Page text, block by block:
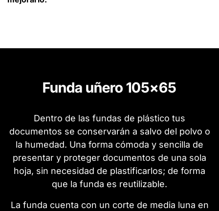
Funda uñero 105x65
Dentro de las fundas de plástico tus
documentos se conservarán a salvo del polvo o
la humedad. Una forma cómoda y sencilla de
presentar y proteger documentos de una sola
hoja, sin necesidad de plastificarlos; de forma
que la funda es reutilizable.
La funda cuenta con un corte de media luna en